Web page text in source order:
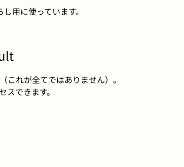
用に使っています。
れが全てではありません）。
できます。